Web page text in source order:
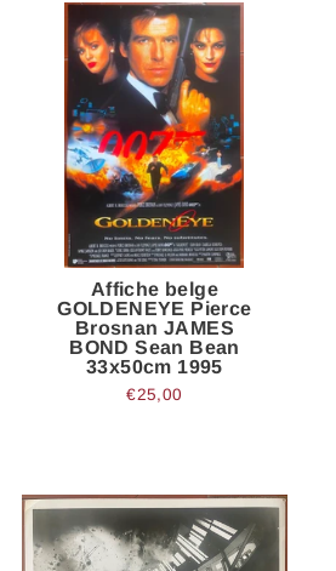
Affiche belge
GOLDENEYE Pierce
Brosnan JAMES
BOND Sean Bean
33x50cm 1995
€25,00